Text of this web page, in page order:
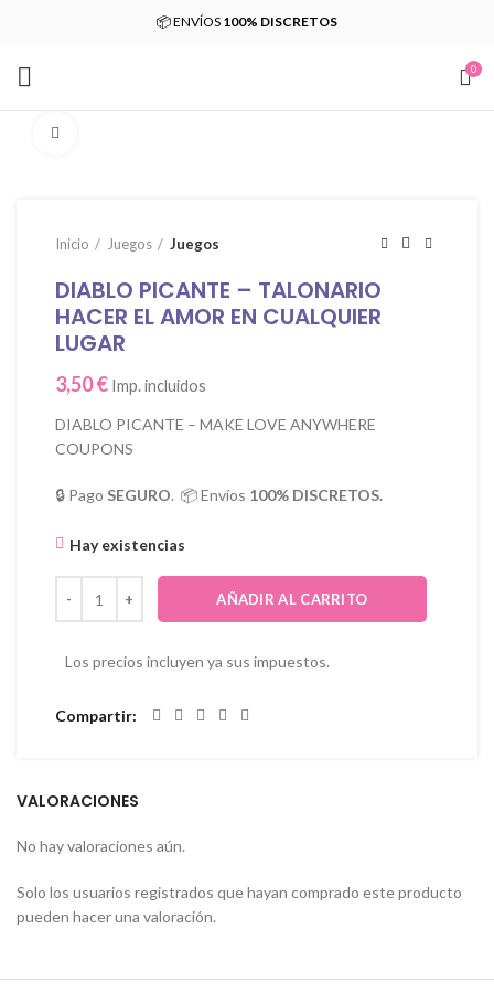
📦 ENVÍOS 100% DISCRETOS
0
Inicio Juegos Juegos
DIABLO PICANTE – TALONARIO
HACER EL AMOR EN CUALQUIER
LUGAR
3,50€ Imp. incluidos
DIABLO PICANTE – MAKE LOVE ANYWHERE
COUPONS
🔒 Pago SEGURO. 📦 Envíos 100% DISCRETOS.
Hay existencias
AÑADIR AL CARRITO
Los precios incluyen ya sus impuestos.
Compartir
VALORACIONES
No hay valoraciones aún.
Solo los usuarios registrados que hayan comprado este producto
pueden hacer una valoración.